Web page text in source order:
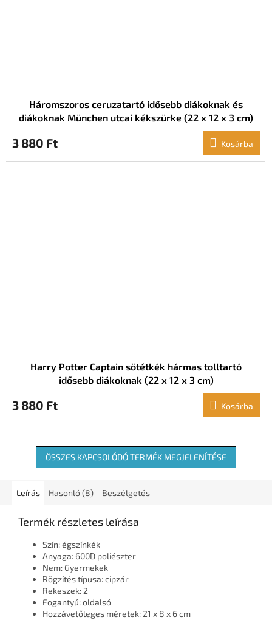
Háromszoros ceruzatartó idősebb diákoknak és
diákoknak München utcai kékszürke (22 x 12 x 3 cm)
3 880 Ft Kosárba
Harry Potter Captain sötétkék hármas tolltartó
idősebb diákoknak (22 x 12 x 3 cm)
3 880 Ft Kosárba
ÖSSZES KAPCSOLÓDÓ TERMÉK MEGJELENÍTÉSE
Leírás Hasonló (8) Beszélgetés
Termék részletes leírása
Szín: égszínkék
Anyaga: 600D poliészter
Nem: Gyermekek
Rögzítés típusa: cipzár
Rekeszek: 2
Fogantyú: oldalsó
Hozzávetőleges méretek: 21 x 8 x 6 cm